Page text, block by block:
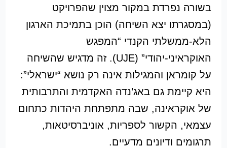
בשורה נפרדת במקור מצוין שהפרויקט
(במסגרתו יצא השיחה) הוכן בתמיכת הארגון
הלא-ממשלתי הקנדי “המפגש
האוקראיני-יהודי” (UJE). זה מדגיש שהשיחה
על קומראן והמגילות אינה רק נושא “ישראלי”:
היא קיימת גם באג’נדה האקדמית והתרבותית
של אוקראינה, שבה מתפתחת היהדות כתחום
עצמאי, הקשור לספריות, אוניברסיטאות,
תרגומים ודיונים מדעיים.